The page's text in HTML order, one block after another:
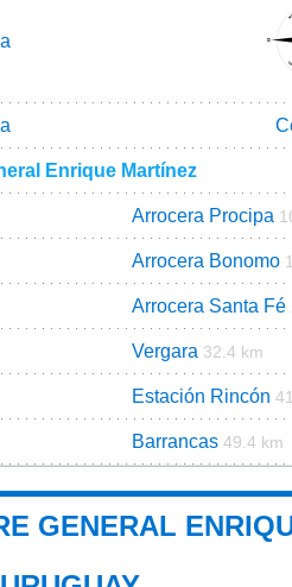
Enrique Martínez
Arrocera Procipa
Arrocera Bonomo
Arrocera Santa Fé
Vergara 32.4 km
Estación Rincón
Barrancas 49.4 km
GENERAL